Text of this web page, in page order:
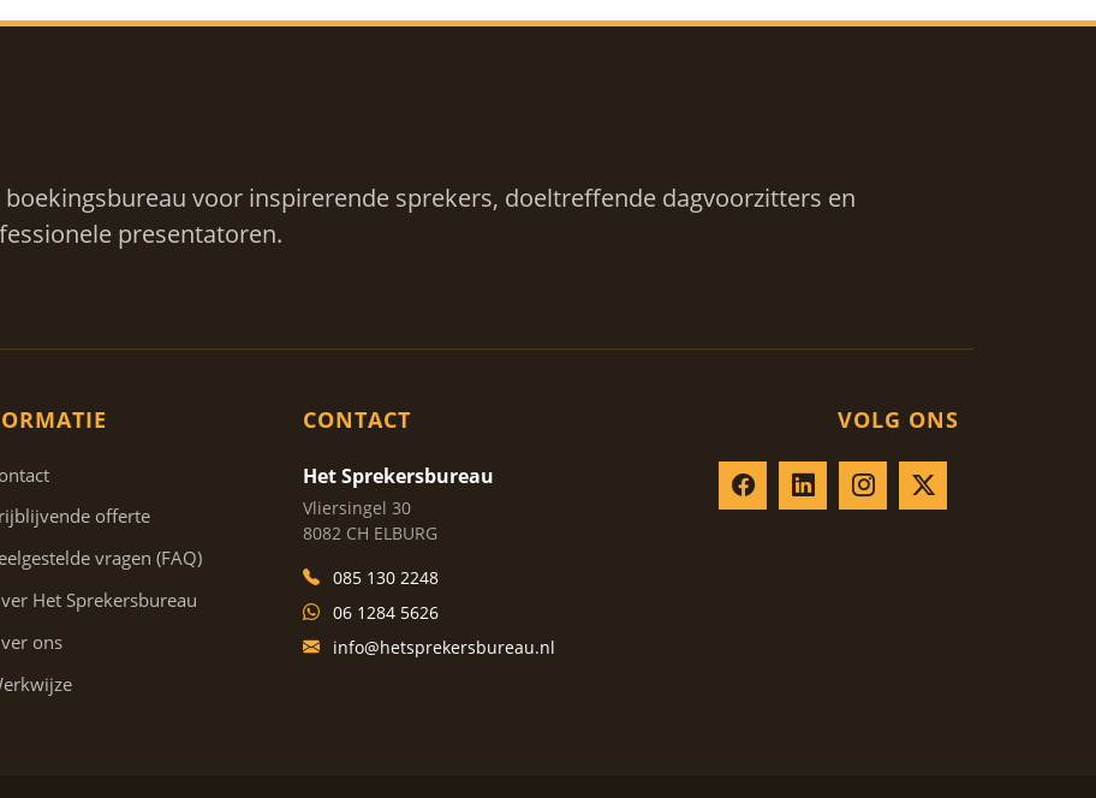
boekingsbureau voor inspirerende sprekers, doeltreffende dagvoorzitters en
presentatoren.
offerte
vragen (FAQ)
Het Sprekersbureau
ons
CONTACT
Het Sprekersbureau
Vliersingel 30
8082 CH ELBURG
085 130 2248
06 1284 5626
info@hetsprekersbureau.nl
VOLG ONS